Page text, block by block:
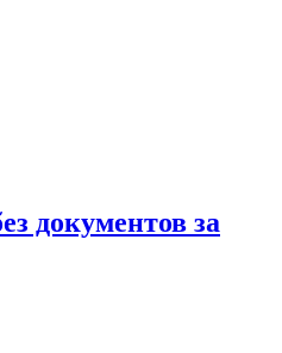
документов за